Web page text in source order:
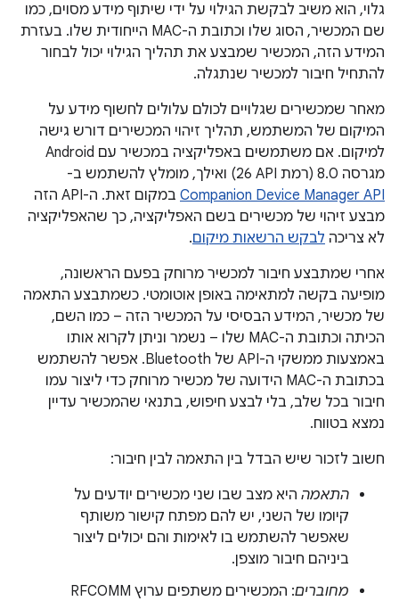
גלוי, הוא משיב לבקשת הגילוי על ידי שיתוף מידע מסוים, כמו
שם המכשיר, הסוג שלו וכתובת ה-MAC הייחודית שלו. בעזרת
המידע הזה, המכשיר שמבצע את תהליך הגילוי יכול לבחור
להתחיל חיבור למכשיר שנתגלה.
מאחר שמכשירים שגלויים לכולם עלולים לחשוף מידע על
המיקום של המשתמש, תהליך זיהוי המכשירים דורש גישה
למיקום. אם משתמשים באפליקציה במכשיר עם Android
מגרסה 8.0 (רמת API‏ 26) ואילך, מומלץ להשתמש ב-
Companion Device Manager API
במקום זאת. ה-API הזה
מבצע זיהוי של מכשירים בשם האפליקציה, כך שהאפליקציה
לא צריכה לבקש הרשאות מיקום.
אחרי שמתבצע חיבור למכשיר מרוחק בפעם הראשונה,
מופיעה בקשה למתאימה באופן אוטומטי. כשמתבצע התאמה
של מכשיר, המידע הבסיסי על המכשיר הזה – כמו השם,
הכיתה וכתובת ה-MAC שלו – נשמר וניתן לקרוא אותו
באמצעות ממשקי ה-API של Bluetooth. אפשר להשתמש
בכתובת ה-MAC הידועה של מכשיר מרוחק כדי ליצור עמו
חיבור בכל שלב, בלי לבצע חיפוש, בתנאי שהמכשיר עדיין
נמצא בטווח.
חשוב לזכור שיש הבדל בין התאמה לבין חיבור:
התאמה היא מצב שבו שני מכשירים יודעים על
קיומו של השני, יש להם מפתח קישור משותף
שאפשר להשתמש בו לאימות והם יכולים ליצור
ביניהם חיבור מוצפן.
מחוברים
: המכשירים משתפים ערוץ RFCOMM